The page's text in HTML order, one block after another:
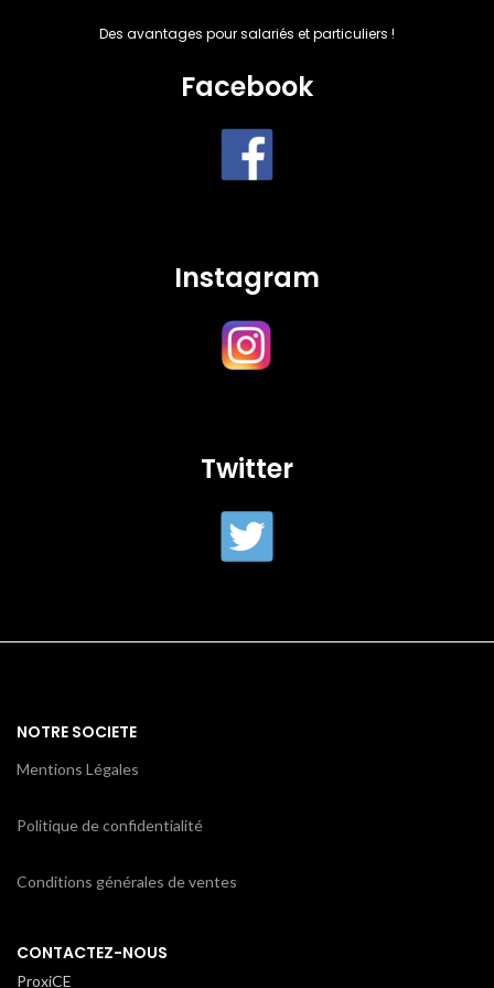
Des avantages pour salariés et particuliers !
Facebook
Instagram
Twitter
NOTRE SOCIETE
Mentions Légales
Politique de confidentialité
Conditions générales de ventes
CONTACTEZ-NOUS
ProxiCE